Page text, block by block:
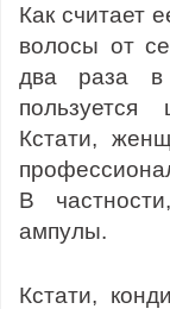
Как считает
волосы от
два раза в
пользуется
Кстати,
В
ампулы.
Кстати,